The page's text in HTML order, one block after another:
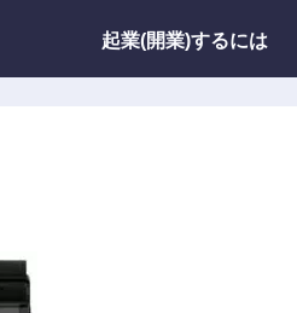
起業(開業)するには